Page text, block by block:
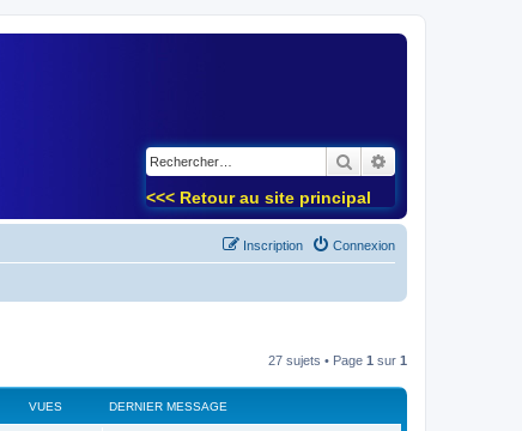
Rechercher
<<< Retour au site principal
Connexion
Inscription
27 sujets • Page 1 sur 1
VUES DERNIER MESSAGE